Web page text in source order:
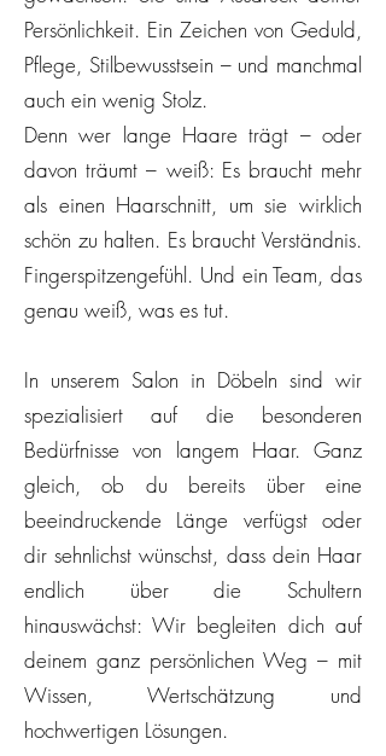
Persönlichkeit. Ein Zeichen von Geduld,
Pflege, Stilbewusstsein – und manchmal
auch ein wenig Stolz.
Denn wer lange Haare trägt – oder
davon träumt – weiß: Es braucht mehr
als einen Haarschnitt, um sie wirklich
schön zu halten. Es braucht Verständnis.
Fingerspitzengefühl. Und ein Team, das
genau weiß, was es tut.
In unserem Salon in Döbeln sind wir
spezialisiert auf die besonderen
Bedürfnisse von langem Haar. Ganz
gleich, ob du bereits über eine
beeindruckende Länge verfügst oder
dir sehnlichst wünschst, dass dein Haar
endlich über die Schultern
hinauswächst: Wir begleiten dich auf
deinem ganz persönlichen Weg – mit
Wissen, Wertschätzung und
hochwertigen Lösungen.